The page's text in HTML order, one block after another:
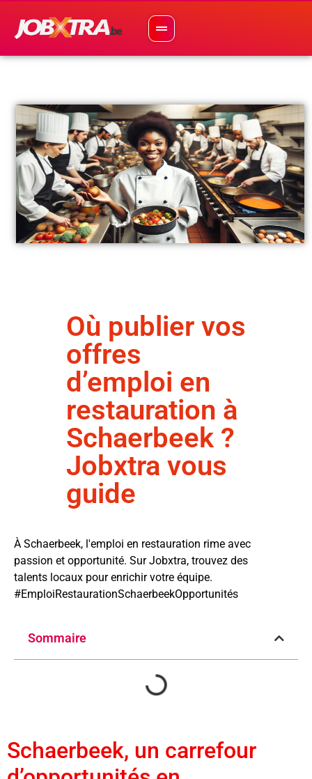
Où publier vos
offres
d’emploi en
restauration à
Schaerbeek ?
Jobxtra vous
guide
À Schaerbeek, l'emploi en restauration rime avec
passion et opportunité. Sur Jobxtra, trouvez des
talents locaux pour enrichir votre équipe.
#EmploiRestaurationSchaerbeekOpportunités
Sommaire
Schaerbeek, un carrefour